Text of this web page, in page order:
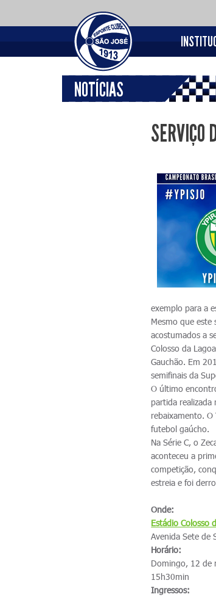
NOTÍCIAS
SERVIÇO
exemplo para a
Mesmo que este
acostumados a
Colosso da
Gauchão. Em
semifinais da
O último
partida realizada
rebaixamento. O
futebol gaúcho.
Na Série C, o
aconteceu a
competição,
estreia e foi
Onde:
Estádio Colosso
Avenida Sete de
Horário:
Domingo, 12 de
15h30min
Ingressos: